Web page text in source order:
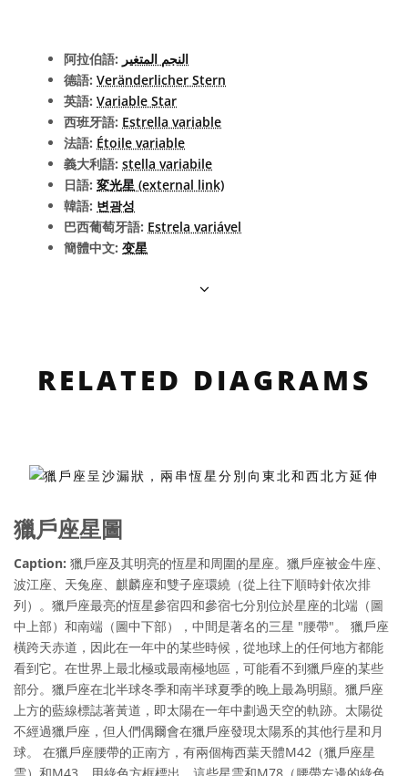
阿拉伯語: النجم المتغير
德語: Veränderlicher Stern
英語: Variable Star
西班牙語: Estrella variable
法語: Étoile variable
義大利語: stella variabile
日語: 変光星 (external link)
韓語: 변광성
巴西葡萄牙語: Estrela variável
簡體中文: 变星
RELATED DIAGRAMS
獵戶座星圖
Caption: 獵戶座及其明亮的恆星和周圍的星座。獵戶座被金牛座、
波江座、天兔座、麒麟座和雙子座環繞（從上往下順時針依次排
列）。獵戶座最亮的恆星參宿四和參宿七分別位於星座的北端（圖
中上部）和南端（圖中下部），中間是著名的三星 "腰帶"。 獵戶座
橫跨天赤道，因此在一年中的某些時候，從地球上的任何地方都能
看到它。在世界上最北極或最南極地區，可能看不到獵戶座的某些
部分。獵戶座在北半球冬季和南半球夏季的晚上最為明顯。獵戶座
上方的藍線標誌著黃道，即太陽在一年中劃過天空的軌跡。太陽從
不經過獵戶座，但人們偶爾會在獵戶座發現太陽系的其他行星和月
球。 在獵戶座腰帶的正南方，有兩個梅西葉天體M42（獵戶座星